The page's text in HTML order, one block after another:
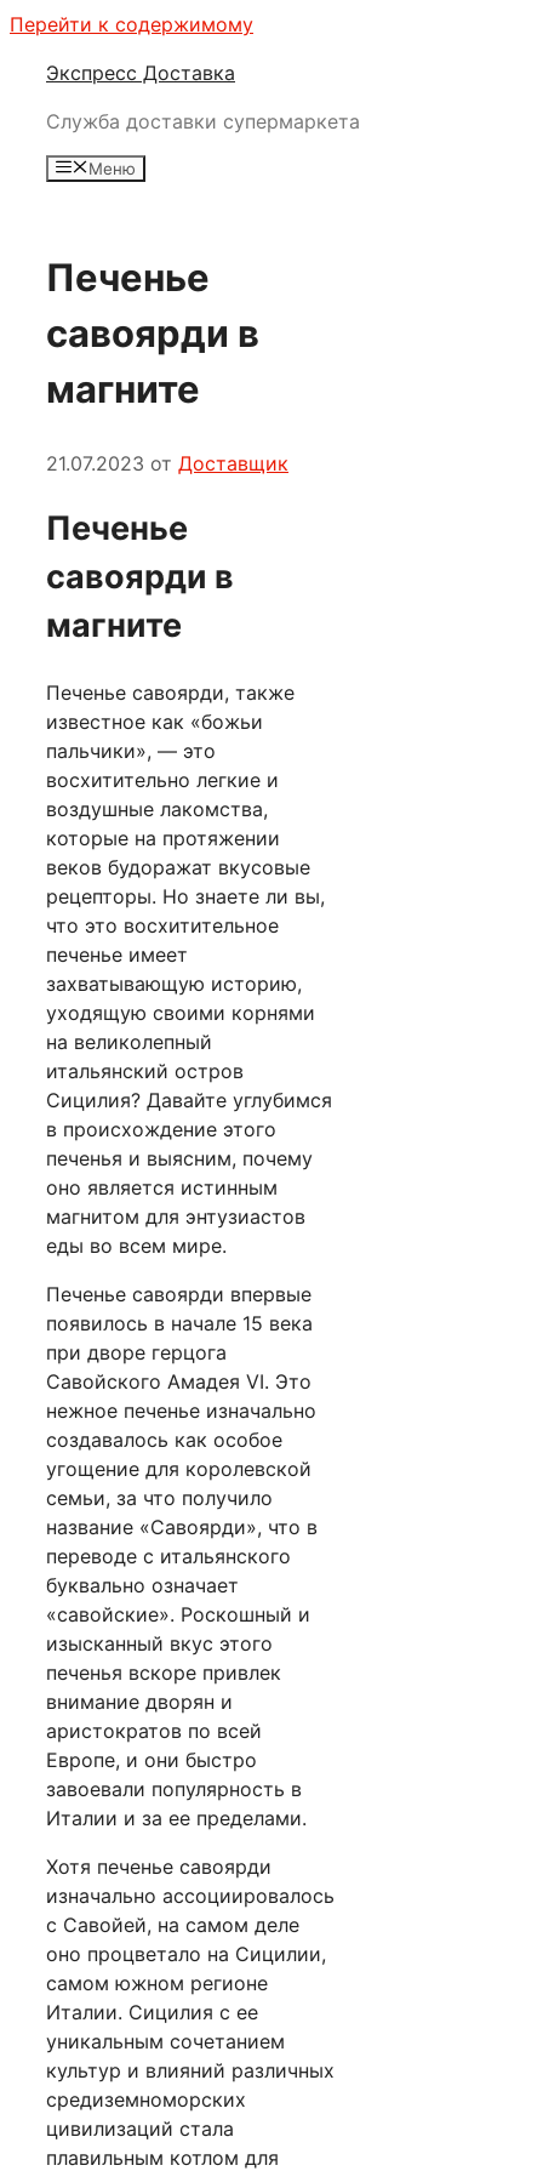
Перейти к содержимому
Экспресс Доставка
Служба доставки супермаркета
Меню
Печенье
савоярди в
магните
21.07.2023 от Доставщик
Печенье
савоярди в
магните
Печенье савоярди, также
известное как «божьи
пальчики», — это
восхитительно легкие и
воздушные лакомства,
которые на протяжении
веков будоражат вкусовые
рецепторы. Но знаете ли вы,
что это восхитительное
печенье имеет
захватывающую историю,
уходящую своими корнями
на великолепный
итальянский остров
Сицилия? Давайте углубимся
в происхождение этого
печенья и выясним, почему
оно является истинным
магнитом для энтузиастов
еды во всем мире.
Печенье савоярди впервые
появилось в начале 15 века
при дворе герцога
Савойского Амадея VI. Это
нежное печенье изначально
создавалось как особое
угощение для королевской
семьи, за что получило
название «Савоярди», что в
переводе с итальянского
буквально означает
«савойские». Роскошный и
изысканный вкус этого
печенья вскоре привлек
внимание дворян и
аристократов по всей
Европе, и они быстро
завоевали популярность в
Италии и за ее пределами.
Хотя печенье савоярди
изначально ассоциировалось
с Савойей, на самом деле
оно процветало на Сицилии,
самом южном регионе
Италии. Сицилия с ее
уникальным сочетанием
культур и влияний различных
средиземноморских
цивилизаций стала
плавильным котлом для